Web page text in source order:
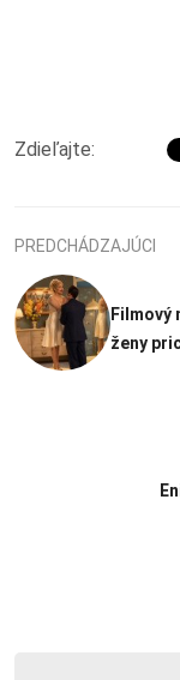
Zdieľajte:
PREDCHÁDZAJÚCI
Filmový
ženy